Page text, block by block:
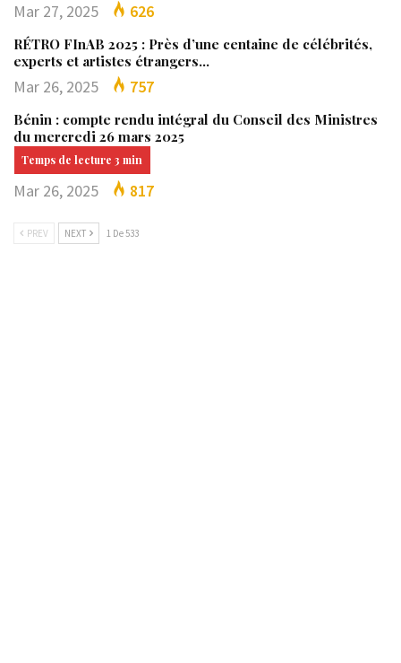
Mar 27, 2025 626
RÉTRO FInAB 2025 : Près d’une centaine de célébrités,
experts et artistes étrangers…
Mar 26, 2025 757
Bénin : compte rendu intégral du Conseil des Ministres
du mercredi 26 mars 2025
Mar 26, 2025 817
PREV NEXT 1 De 533